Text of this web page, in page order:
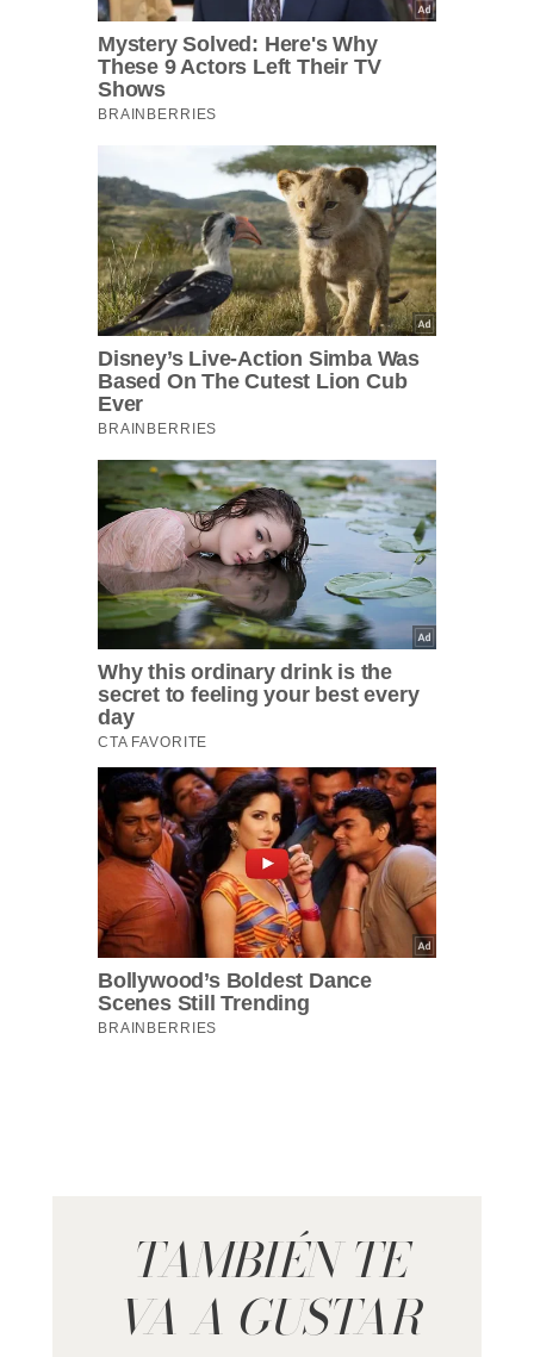
TAMBIÉN TE
VA A GUSTAR